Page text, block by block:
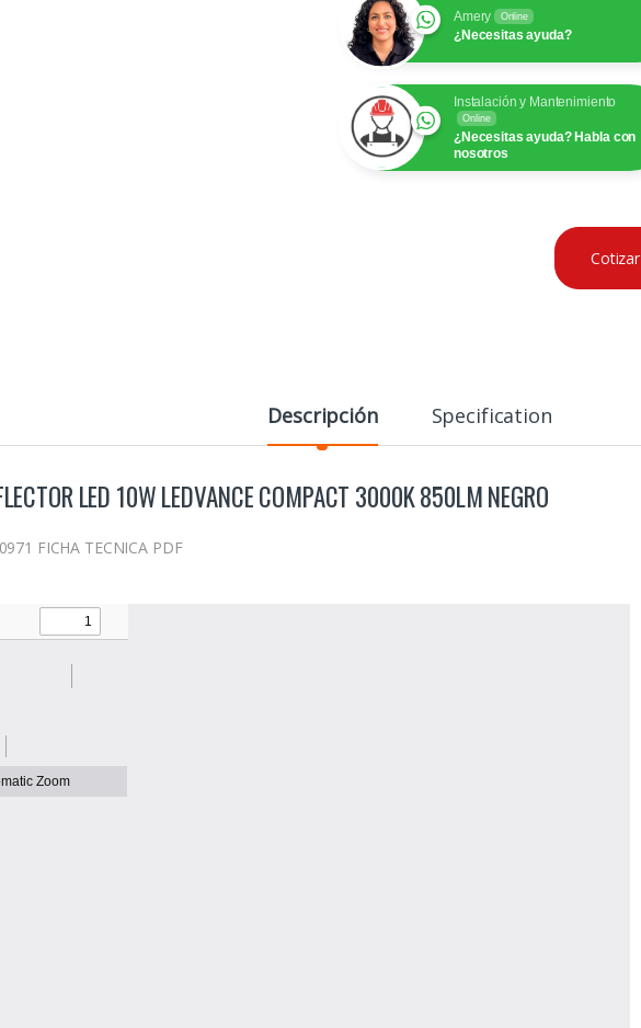
Amery Online
¿Necesitas ayuda?
Instalación y Mantenimiento
Online
¿Necesitas ayuda? Habla con
nosotros
Cotizar
Descripción Specification
LED 10W LEDVANCE COMPACT 3000K 850LM NEGRO
FICHA TECNICA PDF